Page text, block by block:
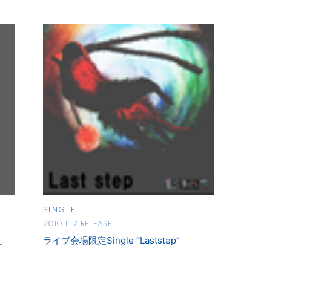
SINGLE
2010.11.17 RELEASE
ライブ会場限定Single “Laststep”